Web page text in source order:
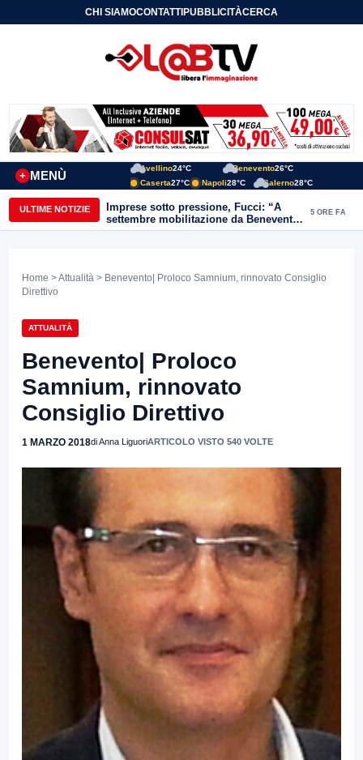
CHI SIAMOCONTATTIPUBBLICITÀCERCA
MENÙ
+
Avellino24°C Benevento26°C
Caserta27°C Napoli28°C Salerno28°C
ULTIME NOTIZIE
Imprese sotto pressione, Fucci: “A
settembre mobilitazione da Benevento
e Avellino”
5 ORE FA
Home >Attualità > Benevento| Proloco Samnium, rinnovato Consiglio
Direttivo
ATTUALITÀ
Benevento| Proloco
Samnium, rinnovato
Consiglio Direttivo
1 MARZO 2018di Anna LiguoriARTICOLO VISTO 540 VOLTE